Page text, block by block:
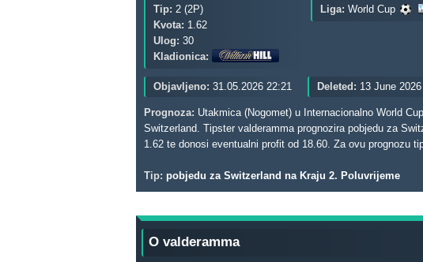
Tip: 2 (2P)
Kvota: 1.62
Ulog: 30
Kladionica:
Liga: World Cup
Objavljeno: 31.05.2026 22:21 Deleted: 13 June
Prognoza: Utakmica (Nogomet) u Internacionalno World
Switzerland. Tipster valderamma prognozira pobjedu za
1.62 te donosi eventualni profit od 18.60. Za ovu prognozu
Tip: pobjedu za Switzerland na Kraju 2. Poluvrijeme
O valderamma